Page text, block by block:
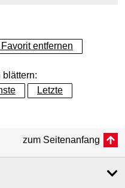
entfernen
blättern:
Letzte
zum Seitenanfang